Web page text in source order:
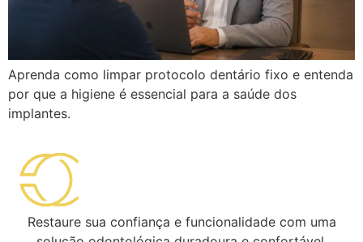
Aprenda como limpar protocolo dentário fixo e entenda
por que a higiene é essencial para a saúde dos
implantes.
Restaure sua confiança e funcionalidade com uma